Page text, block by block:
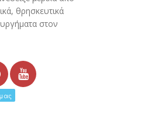
θρησκευτικά
στον